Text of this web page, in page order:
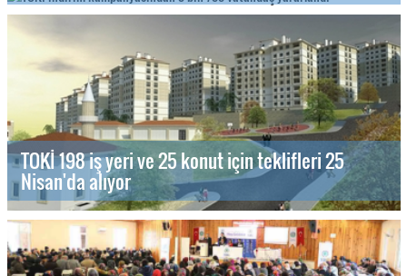
TOKİ 198 iş yeri ve 25 konut için teklifleri 25
Nisan'da alıyor